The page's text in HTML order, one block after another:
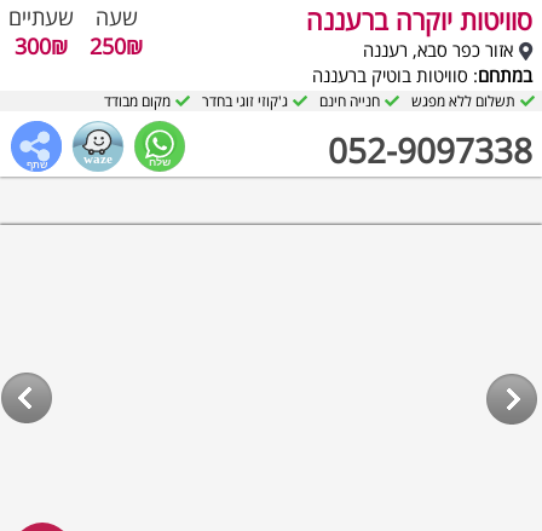
סוויטות יוקרה ברעננה
אזור כפר סבא, רעננה
במתחם: סוויטות בוטיק ברעננה
052-9097338
שעה
250₪
שעתיים
300₪
תשלום ללא מפגש חנייה חינם ג'קוזי זוגי בחדר מקום מבודד